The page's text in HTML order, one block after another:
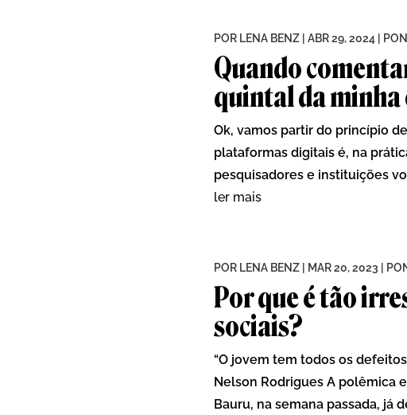
Quando
quintal da minha
POR LENA BENZ| ABR 29, 2024|
Ok, vamos partir do princípio
plataformas digitais é, na
pesquisadores e instituições
ler mais
Por que é tão
sociais?
POR LENA BENZ| MAR 20, 2023
“O jovem tem todos os
Nelson Rodrigues A polêmica
Bauru, na semana passada, já